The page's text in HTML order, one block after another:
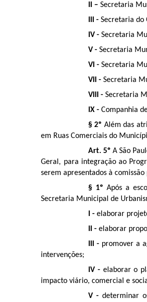
II – Secretaria
III - Secretaria do
IV - Secretaria
V - Secretaria
VI - Secretaria
VII - Secretaria
VIII - Secretaria
IX - Companhia
§ 2º Além das
em Ruas Comerciais do
Art. 5º A São
Geral, para integração ao
serem apresentados à
§ 1º Após a
Secretaria Municipal de
I - elaborar
II - elaborar
III - promover a
intervenções;
IV - elaborar o
impacto viário, comercial e
V -determinar